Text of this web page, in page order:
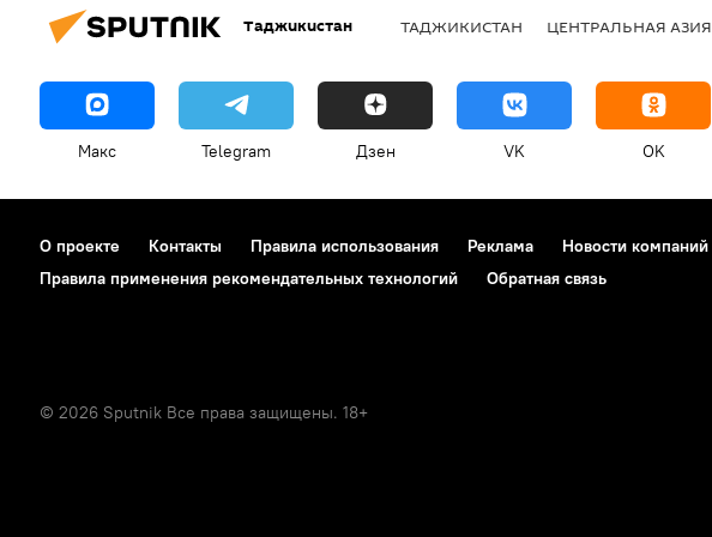
Таджикистан ТАДЖИКИСТАН ЦЕНТРАЛЬНАЯ АЗИЯ
Макс Telegram Дзен VK OK
О проекте Контакты Правила использования Реклама Новости компаний
Правила применения рекомендательных технологий
Обратная связь
© 2026 Sputnik Все права защищены. 18+